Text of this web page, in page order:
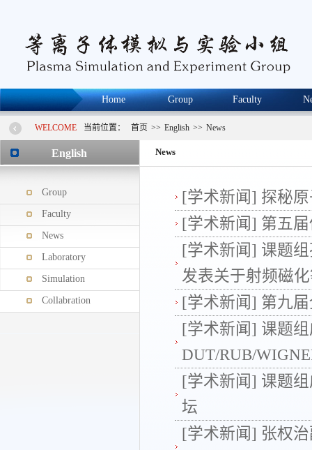
Home Group Faculty
WELCOME 当前位置： 首页 >> English >> News
English
Group
Faculty
News
Laboratory
Simulation
Collabration
News
[学术新闻] 探秘
[学术新闻] 第五
[学术新闻] 课题组
发表关于射频磁
[学术新闻] 第九
[学术新闻] 课题
DUT/RUB/
[学术新闻] 课题
坛
[学术新闻] 张权